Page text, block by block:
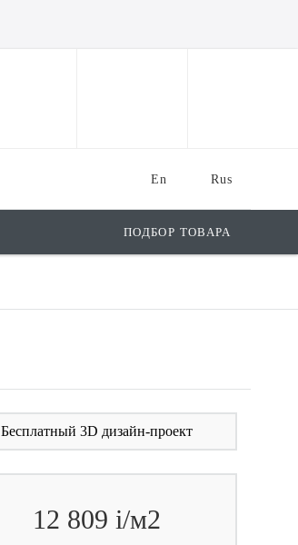
Rus
En
ПОДБОР ТОВАРА
Бесплатный 3D дизайн-проект
12 809 i/м2